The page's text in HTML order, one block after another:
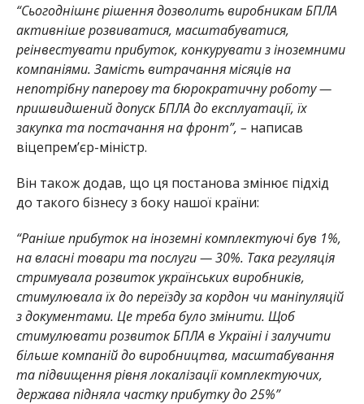
“Сьогоднішнє рішення дозволить виробникам БПЛА
активніше розвиватися, масштабуватися,
реінвестувати прибуток, конкурувати з іноземними
компаніями. Замість витрачання місяців на
непотрібну паперову та бюрократичну роботу —
пришвидшений допуск БПЛА до експлуатації, їх
закупка та постачання на фронт”, – написав
віцепрем’єр-міністр.
Він також додав, що ця постанова змінює підхід
до такого бізнесу з боку нашої країни:
“Раніше прибуток на іноземні комплектуючі був 1%,
на власні товари та послуги — 30%. Така регуляція
стримувала розвиток українських виробників,
стимулювала їх до переїзду за кордон чи маніпуляцій
з документами. Це треба було змінити. Щоб
стимулювати розвиток БПЛА в Україні і залучити
більше компаній до виробництва, масштабування
та підвищення рівня локалізації комплектуючих,
держава підняла частку прибутку до 25%”